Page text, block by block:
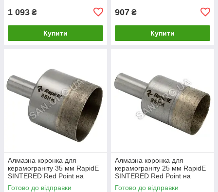
1 093 ₴
Купити
907 ₴
Купити
Алмазна коронка для
керамограніту 35 мм RapidE
SINTERED Red Point на
Дриль
Готово до відправки
Алмазна коронка для
керамограніту 25 мм RapidE
SINTERED Red Point на
Дриль
Готово до відправки